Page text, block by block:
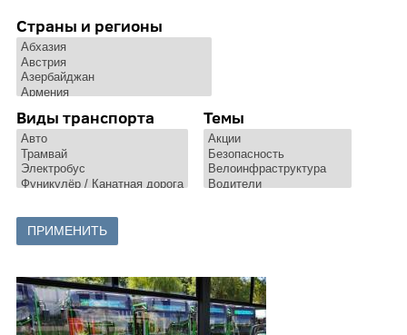
Страны и регионы
Виды транспорта Темы